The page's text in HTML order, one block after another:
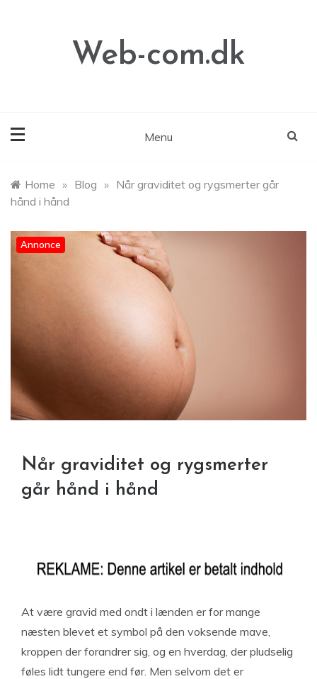
Web-com.dk
Menu
Home » Blog » Når graviditet og rygsmerter går
hånd i hånd
Annonce
Når graviditet og rygsmerter
går hånd i hånd
At være gravid med ondt i lænden er for mange
næsten blevet et symbol på den voksende mave,
kroppen der forandrer sig, og en hverdag, der pludselig
føles lidt tungere end før. Men selvom det er